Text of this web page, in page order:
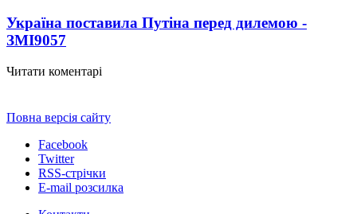
Україна поставила Путіна перед дилемою -
ЗМІ9057
Читати коментарі
Повна версія сайту
Facebook
Twitter
RSS-стрічки
E-mail розсилка